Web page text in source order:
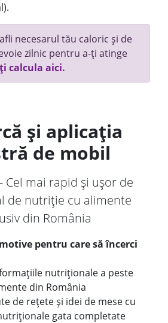
necesarul tău caloric și de
zilnic pentru a-ți atinge
calcula aici.
și aplicația
de mobil
Cel mai rapid și ușor de
de nutriție cu alimente
din România
pentru care să încerci
nutriționale a peste
din România
de rețete și idei de mese cu
gata completate